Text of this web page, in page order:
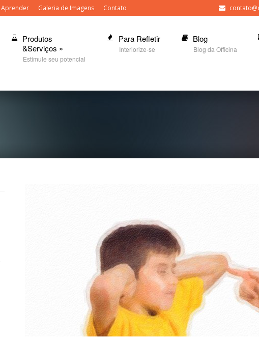
Galeria de Imagens Contato
Produtos
&Serviços »
Estimule seu potencial
Para Refletir
Interiorize-se
Blog
Blog da Officina